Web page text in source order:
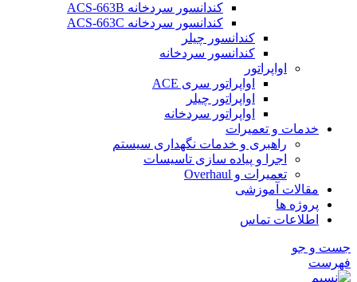
کندانسور سردخانه ACS-663B
کندانسور سردخانه ACS-663C
کندانسور چیلر
کندانسور سردخانه
اواپراتور
اواپراتور سری ACE
اواپراتور چیلر
اواپراتور سردخانه
خدمات و تعمیرات
راهبری و خدمات نگهداری سیستم
اجرا و پیاده سازی تاسیسات
تعمیرات و Overhaul
مقالات آموزشی
پروژه ها
اطلاعات تماس
جست و جو
فهرست